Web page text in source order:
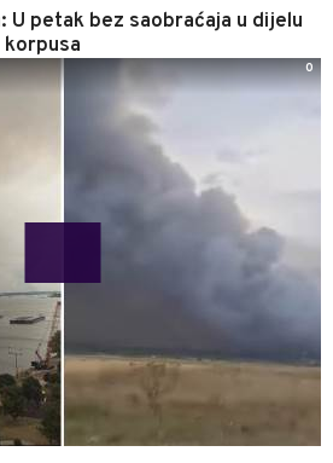
U petak bez saobraćaja u dijelu
0